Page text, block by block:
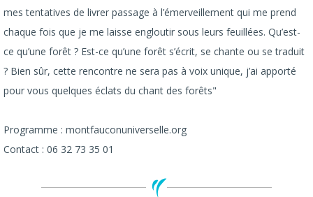
mes tentatives de livrer passage à l’émerveillement qui me prend
chaque fois que je me laisse engloutir sous leurs feuillées. Qu’est-
ce qu’une forêt ? Est-ce qu’une forêt s’écrit, se chante ou se traduit
? Bien sûr, cette rencontre ne sera pas à voix unique, j’ai apporté
pour vous quelques éclats du chant des forêts"
​​Programme : montfauconuniverselle.org
Contact : 06 32 73 35 01